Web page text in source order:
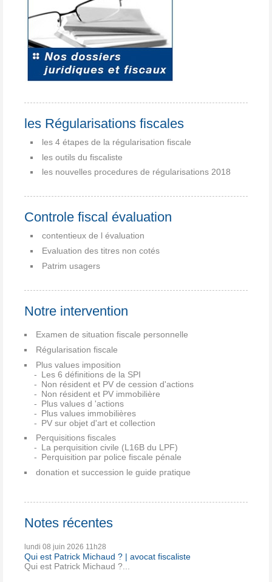
les Régularisations fiscales
les 4 étapes de la régularisation fiscale
les outils du fiscaliste
les nouvelles procedures de régularisations 2018
Controle fiscal évaluation
contentieux de l évaluation
Evaluation des titres non cotés
Patrim usagers
Notre intervention
Examen de situation fiscale personnelle
Régularisation fiscale
Plus values imposition
Les 6 définitions de la SPI
Non résident et PV de cession d'actions
Non résident et PV immobilière
Plus values d 'actions
Plus values immobilières
PV sur objet d'art et collection
Perquisitions fiscales
La perquisition civile (L16B du LPF)
Perquisition par police fiscale pénale
donation et succession le guide pratique
Notes récentes
lundi 08 juin 2026 11h28
Qui est Patrick Michaud ? | avocat fiscaliste
Qui est Patrick Michaud ?...